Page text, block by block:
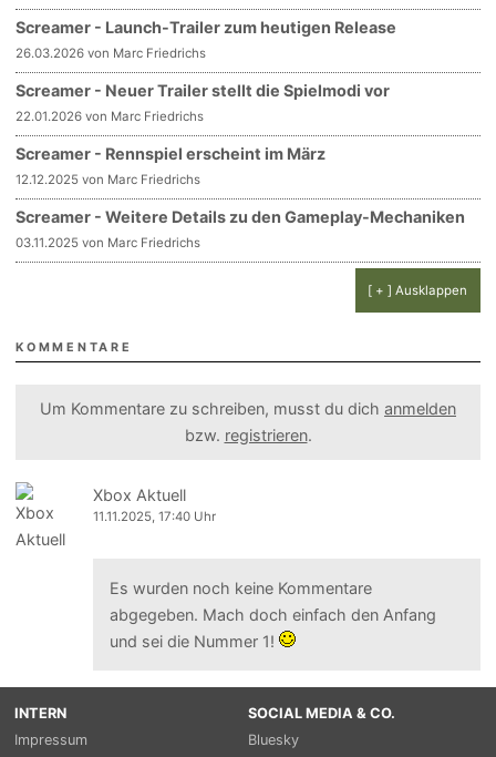
Screamer - Launch-Trailer zum heutigen Release
26.03.2026 von Marc Friedrichs
Screamer - Neuer Trailer stellt die Spielmodi vor
22.01.2026 von Marc Friedrichs
Screamer - Rennspiel erscheint im März
12.12.2025 von Marc Friedrichs
Screamer - Weitere Details zu den Gameplay-Mechaniken
03.11.2025 von Marc Friedrichs
[ + ] Ausklappen
KOMMENTARE
Um Kommentare zu schreiben, musst du dich anmelden
bzw. registrieren.
Xbox Aktuell
11.11.2025, 17:40 Uhr
Es wurden noch keine Kommentare
abgegeben. Mach doch einfach den Anfang
und sei die Nummer 1!
INTERN
Impressum
SOCIAL MEDIA & CO.
Bluesky